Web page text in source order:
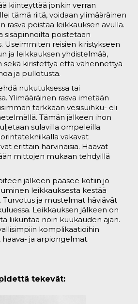
kiinteyttää jonkin verran
tämä riitä, voidaan ylimääräinen
rasva poistaa leikkauksen avulla.
sisäpinnoilta poistetaan
Useimmiten reisien kiristykseen
ja leikkauksen yhdistelmää,
sekä kiristettyä että vähennettyä
ja pullotusta.
nukutuksessa tai
Ylimääräinen rasva imetään
tarkkaan vesisuihku- eli
Tämän jälkeen ihon
sulavilla ompeleilla.
vakavat
erittäin harvinaisia. Haavat
mittojen mukaan tehdyillä
jälkeen pääsee kotiin jo
leikkauksesta kestää
Turvotus ja mustelmat häviävät
Leikkauksen jälkeen on
liikuntaa noin kuukauden ajan.
komplikaatioihin
ja arpiongelmat.
tekevät: